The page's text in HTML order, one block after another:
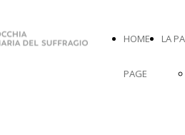
HOME
PAGE
LA